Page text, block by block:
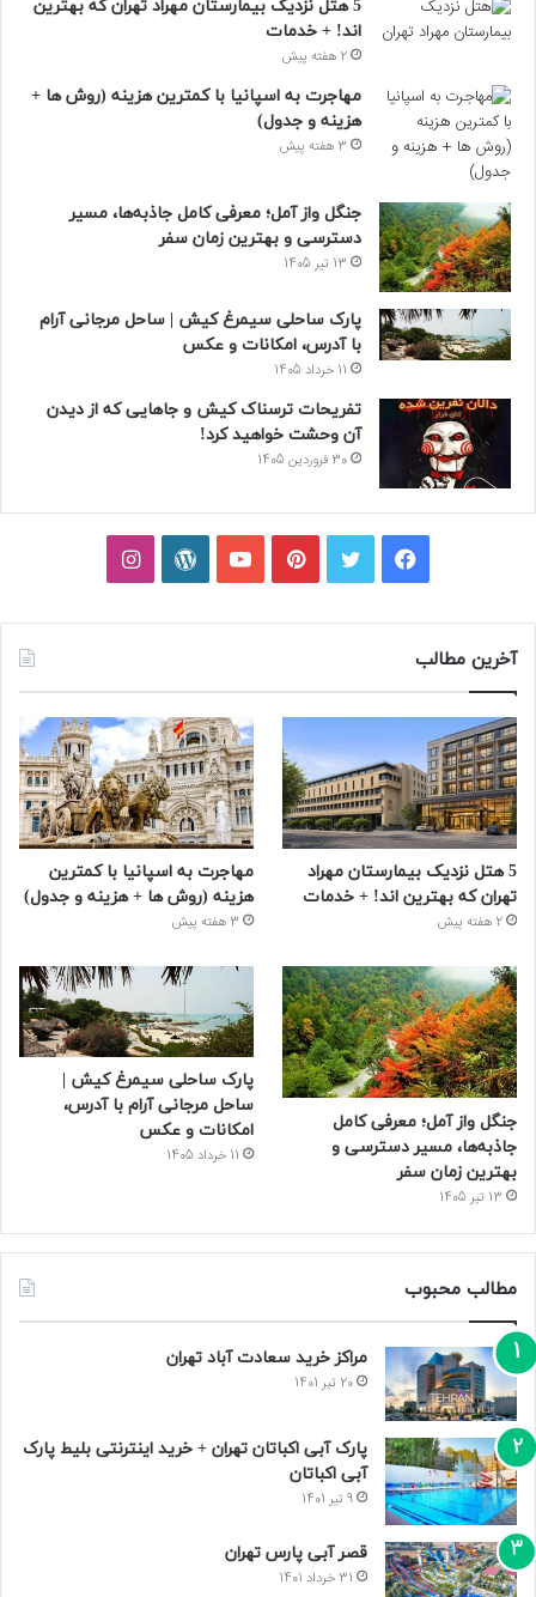
5 هتل نزدیک بیمارستان مهراد تهران که بهترین‌
اند! + خدمات
2 هفته پیش
مهاجرت به اسپانیا با کمترین هزینه (روش ها +
هزینه و جدول)
3 هفته پیش
جنگل واز آمل؛ معرفی کامل جاذبه‌ها، مسیر
دسترسی و بهترین زمان سفر
13 تیر 1405
پارک ساحلی سیمرغ کیش | ساحل مرجانی آرام
با آدرس، امکانات و عکس
11 خرداد 1405
تفریحات ترسناک کیش و جاهایی که از دیدن
آن وحشت خواهید کرد!
30 فروردین 1405
فیسبوکتوییترپینتریستیوتیوبوردپرساینستاگرام
آخرین مطالب
5 هتل نزدیک بیمارستان مهراد
تهران که بهترین‌ اند! + خدمات
2 هفته پیش
مهاجرت به اسپانیا با کمترین
هزینه (روش ها + هزینه و جدول)
3 هفته پیش
جنگل واز آمل؛ معرفی کامل
جاذبه‌ها، مسیر دسترسی و
بهترین زمان سفر
13 تیر 1405
پارک ساحلی سیمرغ کیش |
ساحل مرجانی آرام با آدرس،
امکانات و عکس
11 خرداد 1405
مطالب محبوب
مراکز خرید سعادت‌ آباد تهران
20 تیر 1401
پارک آبی اکباتان تهران + خرید اینترنتی بلیط پارک
آبی اکباتان
9 تیر 1401
قصر آبی پارس تهران
31 خرداد 1401